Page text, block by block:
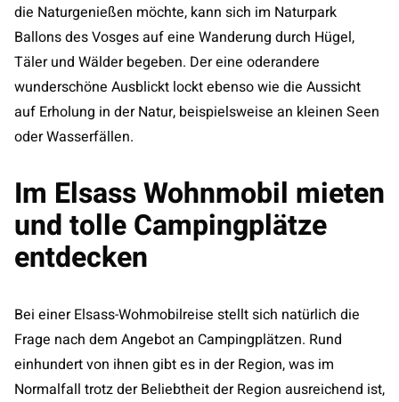
die Naturgenießen möchte, kann sich im Naturpark
Ballons des Vosges auf eine Wanderung durch Hügel,
Täler und Wälder begeben. Der eine oderandere
wunderschöne Ausblickt lockt ebenso wie die Aussicht
auf Erholung in der Natur, beispielsweise an kleinen Seen
oder Wasserfällen.
Im Elsass Wohnmobil mieten
und tolle Campingplätze
entdecken
Bei einer Elsass-Wohmobilreise stellt sich natürlich die
Frage nach dem Angebot an Campingplätzen. Rund
einhundert von ihnen gibt es in der Region, was im
Normalfall trotz der Beliebtheit der Region ausreichend ist,